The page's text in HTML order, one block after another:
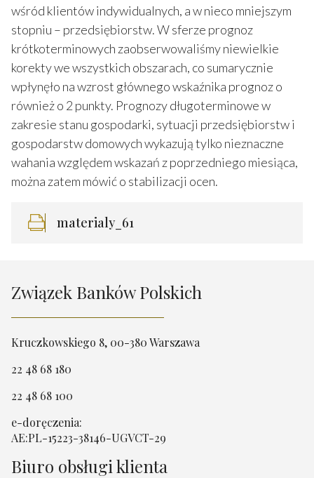
wśród klientów indywidualnych, a w nieco mniejszym
stopniu – przedsiębiorstw. W sferze prognoz
krótkoterminowych zaobserwowaliśmy niewielkie
korekty we wszystkich obszarach, co sumarycznie
wpłynęło na wzrost głównego wskaźnika prognoz o
również o 2 punkty. Prognozy długoterminowe w
zakresie stanu gospodarki, sytuacji przedsiębiorstw i
gospodarstw domowych wykazują tylko nieznaczne
wahania względem wskazań z poprzedniego miesiąca,
można zatem mówić o stabilizacji ocen.
materialy_61
Związek Banków Polskich
Kruczkowskiego 8, 00-380 Warszawa
22 48 68 180
22 48 68 100
e-doręczenia:
AE:PL-15223-38146-UGVCT-29
Biuro obsługi klienta